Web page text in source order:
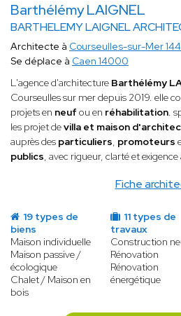
Barthélémy LAIGNEL
BARTHELEMY LAIGNEL
Fiche
Architecte à Courseulles-sur-Mer
Se déplace à Caen 14000
L'agence d'architecture Barthélémy
Courseulles sur mer depuis 2019. elle
projets en neuf ou en réhabilitation.
les projet devilla et maison
auprès des particuliers, promoteurs
publics, avec rigueur, clarté et
19 types de
biens
Maison individuelle
Maison passive /
écologique
Chalet / Maison en
bois
11 types de
travaux
Construction
Rénovation
Rénovation
énergétique